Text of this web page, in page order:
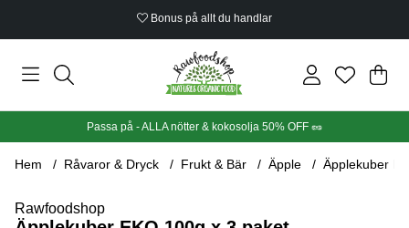
Bonus på allt du handlar
Din
.
Passa på - ALLA nötter & kokosolja 50% OFF 🥜
Hem Råvaror & Dryck Frukt & Bär Äpple Äpplekuber
Rawfoodshop